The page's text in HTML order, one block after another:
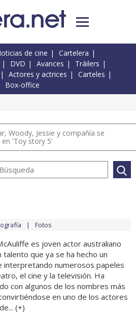
de cine
Cartelera
DVD Avances
Tráilers
Actores y actrices
Carteles
Box-office
Woody, Jessie y compañía se
'Toy story 5'
Fotos
es joven actor australiano
talento que ya se ha hecho un
interpretando numerosos papeles
el cine y la televisión. Ha
con algunos de los nombres más
en uno de los actores
(+)